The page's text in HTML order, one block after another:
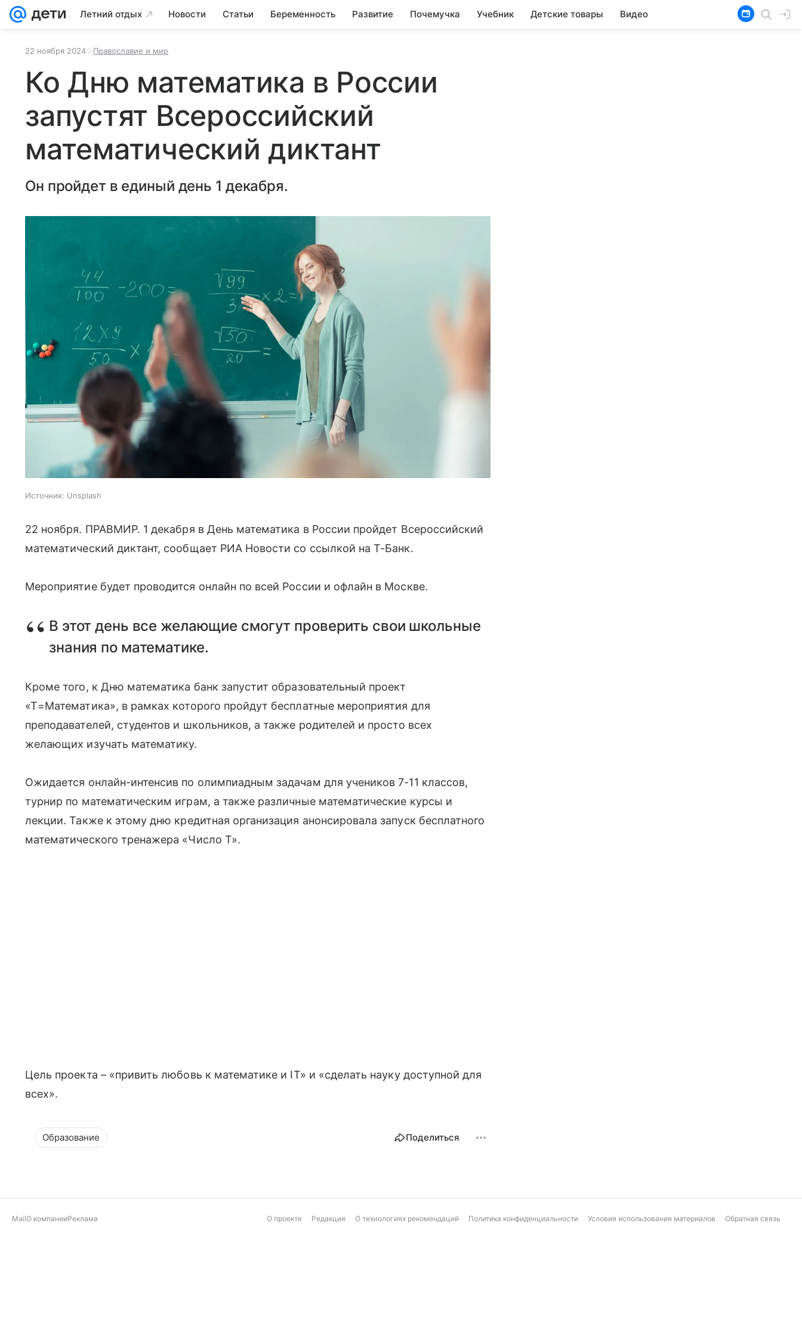
Летний отдых Новости Статьи Беременность Развитие Почемучка Учебник Детские товары Видео
22 ноября 2024 Православие и мир
Ко Дню математика в России
запустят Всероссийский
математический диктант
Он пройдет в единый день 1 декабря.
Источник: Unsplash
22 ноября. ПРАВМИР. 1 декабря в День математика в России пройдет Всероссийский
математический диктант, сообщает РИА Новости со ссылкой на Т-Банк.
Мероприятие будет проводится онлайн по всей России и офлайн в Москве.
В этот день все желающие смогут проверить свои школьные
знания по математике.
Кроме того, к Дню математика банк запустит образовательный проект
«Т=Математика», в рамках которого пройдут бесплатные мероприятия для
преподавателей, студентов и школьников, а также родителей и просто всех
желающих изучать математику.
Ожидается онлайн-интенсив по олимпиадным задачам для учеников 7-11 классов,
турнир по математическим играм, а также различные математические курсы и
лекции. Также к этому дню кредитная организация анонсировала запуск бесплатного
математического тренажера «Число Т».
Цель проекта – «привить любовь к математике и IT» и «сделать науку доступной для
всех».
Образование Поделиться
MailО компанииРеклама О проекте Редакция О технологиях рекомендаций Политика конфиденциальности Условия использования материалов Обратная связь